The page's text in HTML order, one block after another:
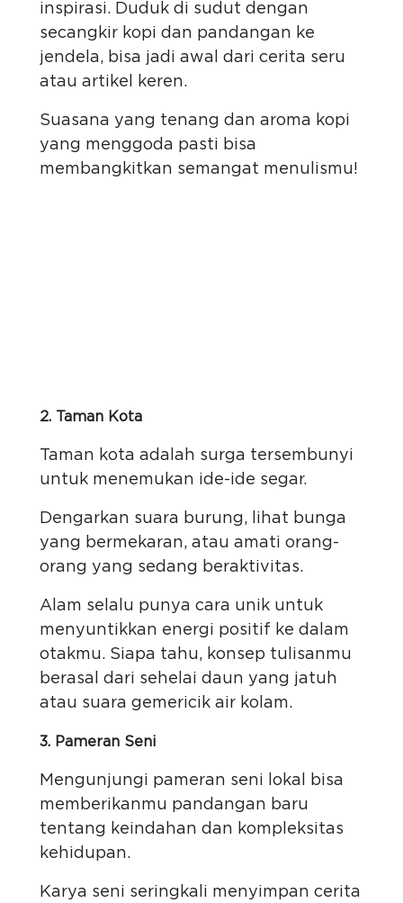
inspirasi. Duduk di sudut dengan
secangkir kopi dan pandangan ke
jendela, bisa jadi awal dari cerita seru
atau artikel keren.
Suasana yang tenang dan aroma kopi
yang menggoda pasti bisa
membangkitkan semangat menulismu!
2. Taman Kota
Taman kota adalah surga tersembunyi
untuk menemukan ide-ide segar.
Dengarkan suara burung, lihat bunga
yang bermekaran, atau amati orang-
orang yang sedang beraktivitas.
Alam selalu punya cara unik untuk
menyuntikkan energi positif ke dalam
otakmu. Siapa tahu, konsep tulisanmu
berasal dari sehelai daun yang jatuh
atau suara gemericik air kolam.
3. Pameran Seni
Mengunjungi pameran seni lokal bisa
memberikanmu pandangan baru
tentang keindahan dan kompleksitas
kehidupan.
Karya seni seringkali menyimpan cerita